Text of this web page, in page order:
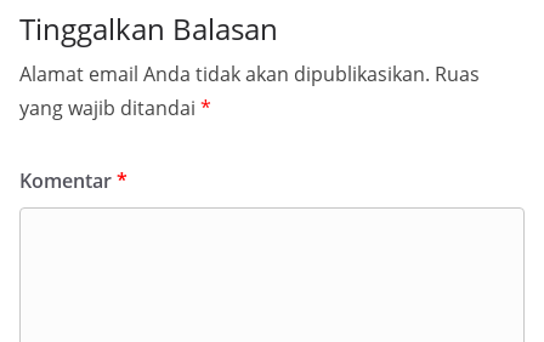
Tinggalkan Balasan
Alamat email Anda tidak akan dipublikasikan. Ruas
yang wajib ditandai *
Komentar*